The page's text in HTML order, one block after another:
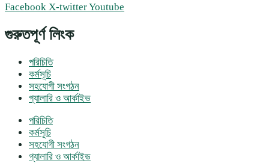
Facebook X-twitterYoutube
গুরুতপূর্ণ লিংক
পরিচিতি
কর্মসূচি
সহযোগী সংগঠন
গ্যালারি ও আর্কাইভ
পরিচিতি
কর্মসূচি
সহযোগী সংগঠন
গ্যালারি ও আর্কাইভ